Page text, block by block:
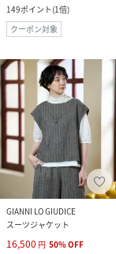
149ポイント(1倍)
クーポン対象
GIANNI LO GIUDICE
スーツジャケット
16,500 円 50%OFF